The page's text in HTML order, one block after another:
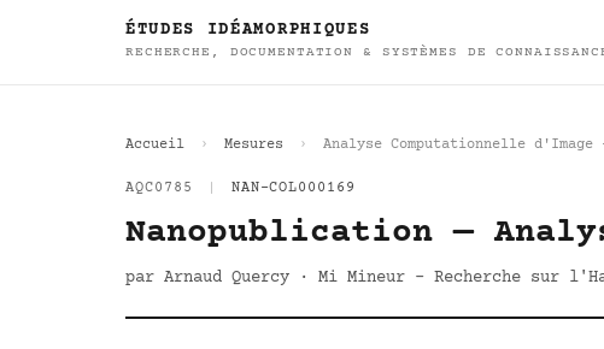
ÉTUDES IDÉAMORPHIQUES
RECHERCHE, DOCUMENTATION & SYSTÈMES DE
Accueil Mesures Analyse Computationnelle d'Image -
AQC0785 NAN-COL000169
Nanopublication —
par Arnaud Quercy · Mi Mineur - Recherche sur